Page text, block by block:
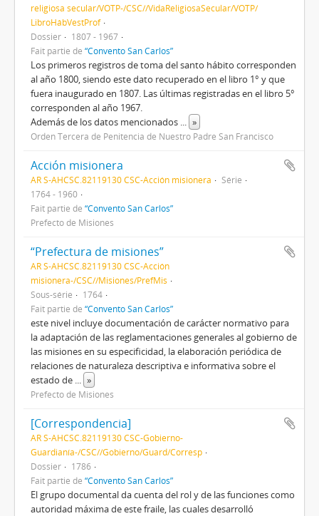
religiosa secular/VOTP-/CSC//VidaReligiosaSecular/VOTP/
LibroHábVestProf
Dossier
1807 - 1967
Fait partie de “Convento San Carlos”
Los primeros registros de toma del santo hábito corresponden
al año 1800, siendo este dato recuperado en el libro 1° y que
fuera inaugurado en 1807. Las últimas registradas en el libro 5°
corresponden al año 1967.
Además de los datos mencionados ... »
Orden Tercera de Penitencia de Nuestro Padre San Francisco
Acción misionera
AR S-AHCSC.82119130 CSC-Acción misionera
Série
1764 - 1960
Fait partie de “Convento San Carlos”
Prefecto de Misiones
“Prefectura de misiones”
AR S-AHCSC.82119130 CSC-Acción
misionera-/CSC//Misiones/PrefMis
Sous-série
1764
Fait partie de “Convento San Carlos”
este nivel incluye documentación de carácter normativo para
la adaptación de las reglamentaciones generales al gobierno de
las misiones en su especificidad, la elaboración periódica de
relaciones de naturaleza descriptiva e informativa sobre el
estado de ... »
Prefecto de Misiones
[Correspondencia]
AR S-AHCSC.82119130 CSC-Gobierno-
Guardianía-/CSC//Gobierno/Guard/Corresp
Dossier
1786
Fait partie de “Convento San Carlos”
El grupo documental da cuenta del rol y de las funciones como
autoridad máxima de este fraile, las cuales desarrolló